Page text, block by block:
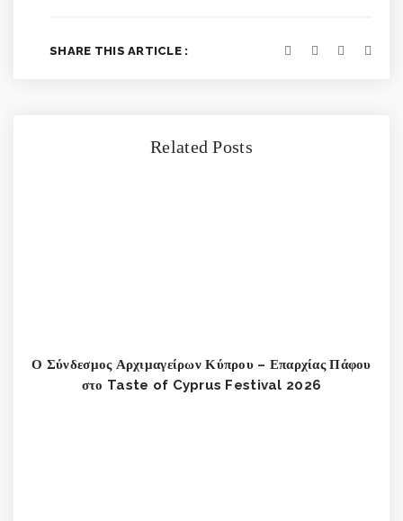
SHARE THIS ARTICLE :
Related Posts
Ο Σύνδεσμος Αρχιμαγείρων Κύπρου – Επαρχίας Πάφου
στο Taste of Cyprus Festival 2026